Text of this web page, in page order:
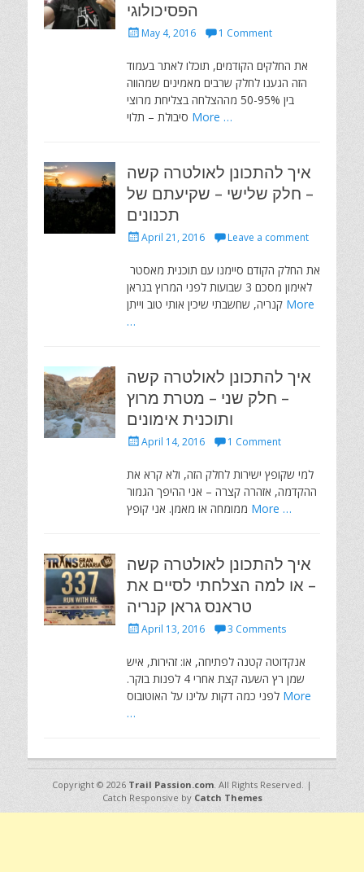
הפסיכולוגי
PostedMay 4, 2016 1 Comment
את החלקים הקודמים, תוכלו לאתר בעמוד
הזה הגענו לחלק שרבים מאמינים שמהווה
בין 50-95% מההצלחה בצליחת מרוצי
More …
איך להתכונן לאולטרה קשה
– חלק שלישי – שקיעתם של
תכנונים
Posted
April 21, 2016 Leave a comment
לאימון מסכם 3 שבועות לפני המרוץ בגראן
More
…
איך להתכונן לאולטרה קשה
– חלק שני – מטרת מרוץ
ותוכנית אימונים
Posted
April 14, 2016 1 Comment
למי שקופץ ישירות לחלק הזה, ולא קרא את
ההקדמה, אזהרה קצרה – אני ההיפך הגמור
More …
איך להתכונן לאולטרה קשה
– או למה הצלחתי לסיים את
טראנס גראן קנריה
Posted
April 13, 2016 3 Comments
אנקדוטה קטנה לפתיחה, או: זהירות, איש
שמן רץ השעה קצת אחרי 4 לפנות בוקר.
More
…
Copyright © 2026 Trail Passion.com. All Rights Reserved. |
Catch Responsive by Catch Themes